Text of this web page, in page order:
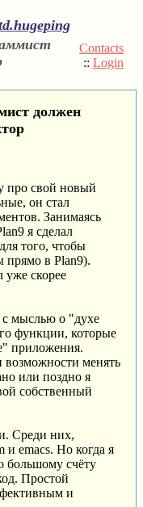
Contacts
:: Login
должен
про свой новый
он стал
Занимаясь
я сделал
того, чтобы
прямо в Plan9).
уже скорее
с мыслью о "духе
функции, которые
приложения.
менять
или поздно я
собственный
Среди них,
и emacs. Но когда я
большому счёту
Простой
и